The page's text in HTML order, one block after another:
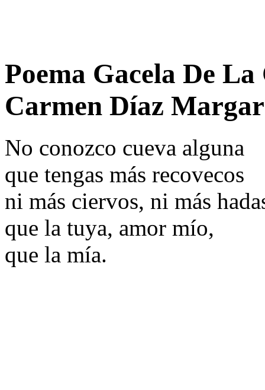
Poema Gacela De
Carmen Díaz
No conozco cueva alguna
que tengas más recovecos
ni más ciervos, ni más
que la tuya, amor mío,
que la mía.